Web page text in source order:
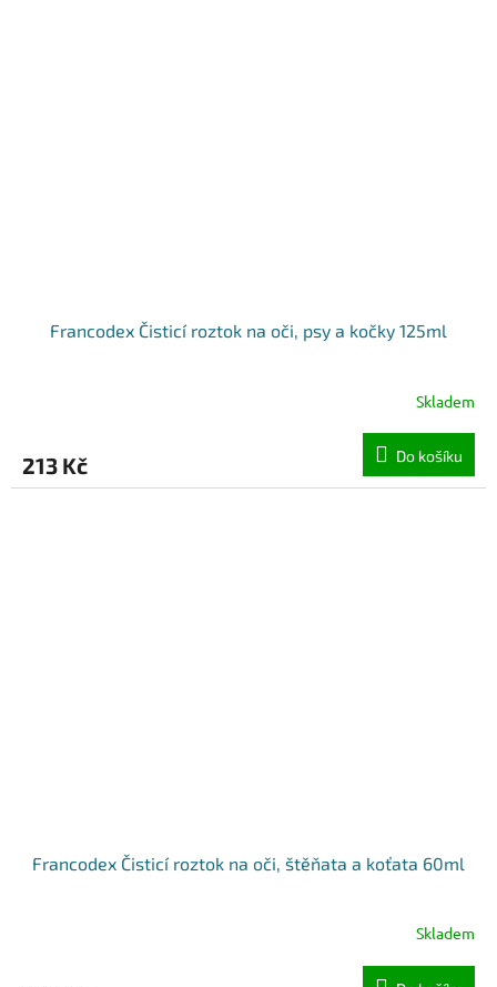
Francodex Čisticí roztok na oči, psy a kočky 125ml
Skladem
213 Kč Do košíku
Francodex Čisticí roztok na oči, štěňata a koťata 60ml
Skladem